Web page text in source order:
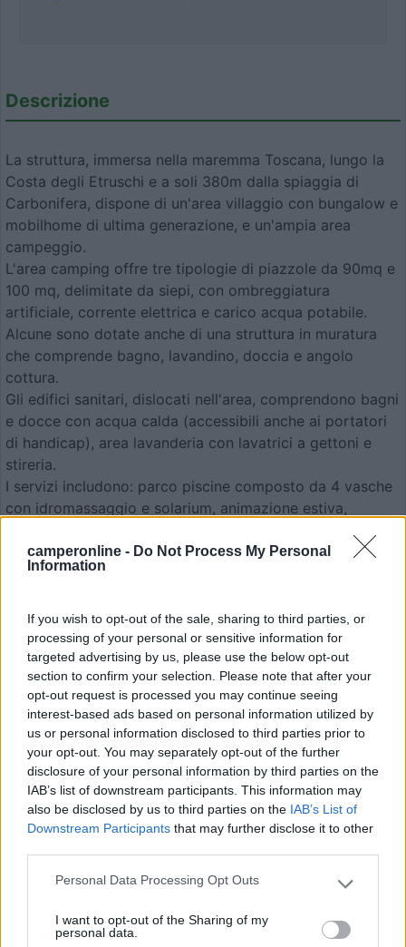
camperonline - Do Not Process My Personal
Information
If you wish to opt-out of the sale, sharing to third parties, or
processing of your personal or sensitive information for
targeted advertising by us, please use the below opt-out
section to confirm your selection. Please note that after your
opt-out request is processed you may continue seeing
interest-based ads based on personal information utilized by
us or personal information disclosed to third parties prior to
your opt-out. You may separately opt-out of the further
disclosure of your personal information by third parties on the
IAB’s list of downstream participants. This information may
also be disclosed by us to third parties on the IAB’s List of
Downstream Participants that may further disclose it to other
Please note that this website/app uses one or more Google
not limited to your visit or usage behaviour. You may click to
Personal Data Processing Opt Outs
I want to opt-out of the Sharing of my
personal data.
Descrizione
La struttura, immersa nella maremma Toscana, lungo la
Costa degli Etruschi e a soli 380m dalla spiaggia di
Carbonifera, dispone di un'area villaggio con bungalow e
mobilhome di ultima generazione, e un'ampia area
campeggio.
L'area camping offre tre tipologie di piazzole da 90mq e
100 mq, delimitate da siepi, con ombreggiatura
artificiale, corrente elettrica e carico acqua potabile.
Alcune sono dotate anche di una struttura in muratura
che comprende bagno, lavandino, doccia e angolo
cottura.
Gli edifici sanitari, dislocati nell'area, comprendono bagni
e docce con acqua calda (accessibili anche ai portatori
di handicap), area lavanderia con lavatrici a gettoni e
stireria.
I servizi includono: parco piscine composto da 4 vasche
con idromassaggio e solarium, animazione estiva,
piscina, ristorante-pizzeria, parrucchiere, bazar, parco
giochi bimbi, campi da tennis, pallacanestro, volley,
e minigolf, noleggio bici.
L'ambulatorio medico privato e la farmacia sono aperti
solo in alta stagione, così come il servizio gastronomia.
Animali ammessi.
Scattate da voi
Modifica informazioni
Carica foto